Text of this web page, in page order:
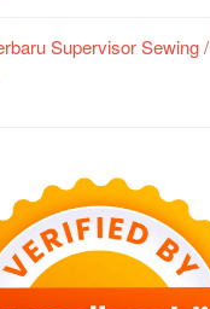
Supervisor Sewing /